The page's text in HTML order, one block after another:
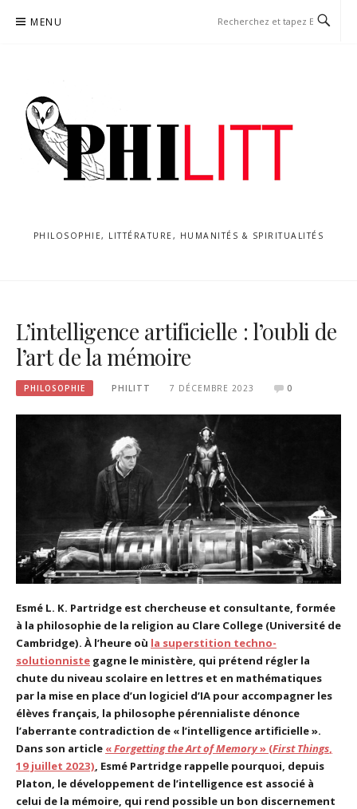
MENU
PHILOSOPHIE, LITTÉRATURE, HUMANITÉS & SPIRITUALITÉS
L’intelligence artificielle : l’oubli de
l’art de la mémoire
PHILOSOPHIE PHILITT 7 DÉCEMBRE 2023 0
Esmé L. K. Partridge est chercheuse et consultante, formée
à la philosophie de la religion au Clare College (Université de
Cambridge). À l’heure où la superstition techno-
solutionniste gagne le ministère, qui prétend régler la
chute du niveau scolaire en lettres et en mathématiques
par la mise en place d’un logiciel d’IA pour accompagner les
élèves français, la philosophe pérennialiste dénonce
l’aberrante contradiction de « l’intelligence artificielle ».
Dans son article «Forgetting the Art of Memory» (First Things,
19 juillet 2023), Esmé Partridge rappelle pourquoi, depuis
Platon, le développement de l’intelligence est associé à
celui de la mémoire, qui rend possible un bon discernement